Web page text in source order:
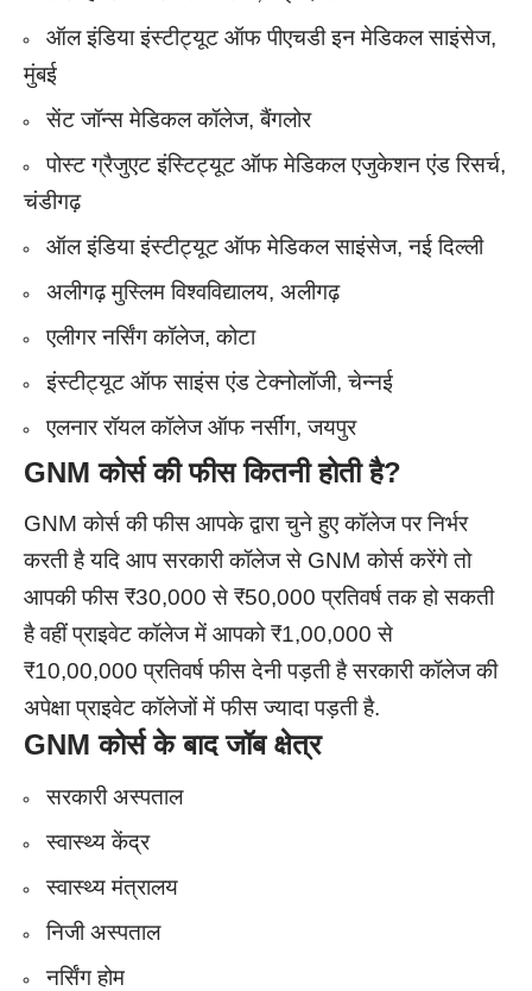
ऑल इंडिया इंस्टीट्यूट ऑफ पीएचडी इन मेडिकल साइंसेज,
मुंबई
सेंट जॉन्स मेडिकल कॉलेज, बैंगलोर
पोस्ट ग्रैजुएट इंस्टिट्यूट ऑफ मेडिकल एजुकेशन एंड रिसर्च,
चंडीगढ़
ऑल इंडिया इंस्टीट्यूट ऑफ मेडिकल साइंसेज, नई दिल्ली
अलीगढ़ मुस्लिम विश्वविद्यालय, अलीगढ़
एलीगर नर्सिंग कॉलेज, कोटा
इंस्टीट्यूट ऑफ साइंस एंड टेक्नोलॉजी, चेन्नई
एलनार रॉयल कॉलेज ऑफ नर्सींग, जयपुर
GNM कोर्स की फीस कितनी होती है?
GNM कोर्स की फीस आपके द्वारा चुने हुए कॉलेज पर निर्भर
करती है यदि आप सरकारी कॉलेज से GNM कोर्स करेंगे तो
आपकी फीस ₹30,000 से ₹50,000 प्रतिवर्ष तक हो सकती
है वहीं प्राइवेट कॉलेज में आपको ₹1,00,000 से
₹10,00,000 प्रतिवर्ष फीस देनी पड़ती है सरकारी कॉलेज की
अपेक्षा प्राइवेट कॉलेजों में फीस ज्यादा पड़ती है.
GNM कोर्स के बादजॉब क्षेत्र
सरकारी अस्पताल
स्वास्थ्य केंद्र
स्वास्थ्य मंत्रालय
निजी अस्पताल
नर्सिंग होम